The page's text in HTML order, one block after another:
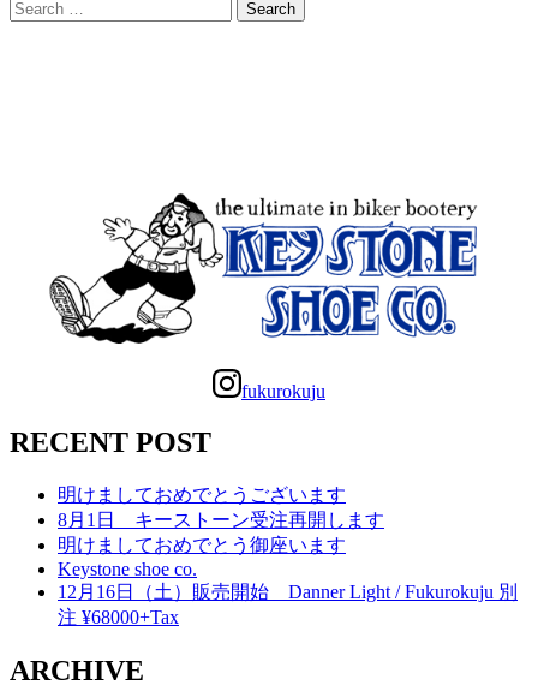
fukurokuju
RECENT POST
明けましておめでとうございます
8月1日 キーストーン受注再開します
明けましておめでとう御座います
Keystone shoe co.
12月16日（土）販売開始 Danner Light / Fukurokuju 別
注 ¥68000+Tax
ARCHIVE